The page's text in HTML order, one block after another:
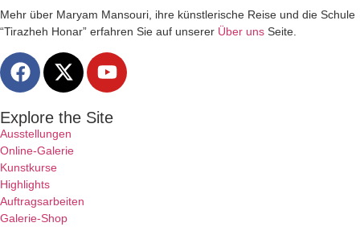
Mehr über Maryam Mansouri, ihre künstlerische Reise und die Schule
“Tirazheh Honar” erfahren Sie auf unserer Über uns Seite.
Explore the Site
Ausstellungen
Online-Galerie
Kunstkurse
Highlights
Auftragsarbeiten
Galerie-Shop